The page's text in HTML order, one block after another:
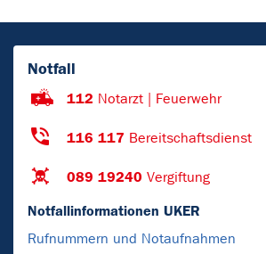
Notfall
112 Notarzt | Feuerwehr
116 117 Bereitschaftsdienst
089 19240 Vergiftung
Notfallinformationen UKER
Rufnummern und Notaufnahmen